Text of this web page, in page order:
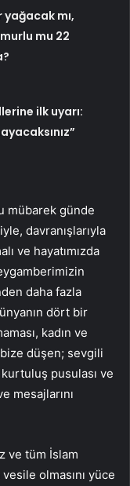
mı,
mu 22
ilk uyarı:
mübarek günde
davranışlarıyla
ve hayatımızda
daha fazla
dört bir
kadın ve
düşen; sevgili
pusulası ve
mesajlarını
ve tüm İslam
olmasını yüce